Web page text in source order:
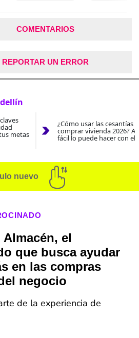
COMENTARIOS
REPORTAR UN ERROR
metas
¿Cómo usar las cesantías
comprar vivienda 2026?
fácil lo puede hacer con el
nuevo
el
que busca ayudar
en las compras
negocio
de la experiencia de